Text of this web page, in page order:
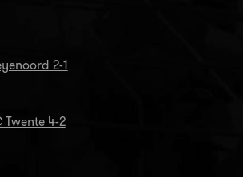
2-1
Twente 4-2